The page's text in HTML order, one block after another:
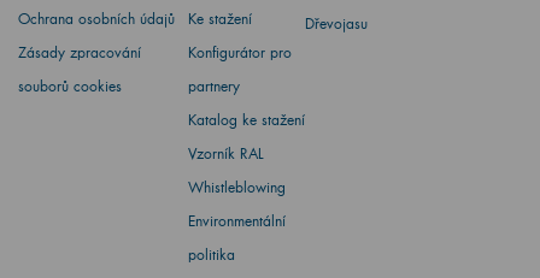
Ochrana osobních údajů
Zásady zpracování
souborů cookies
Ke stažení
Konfigurátor pro
partnery
Katalog ke stažení
Vzorník RAL
Whistleblowing
Environmentální
politika
Dřevojasu